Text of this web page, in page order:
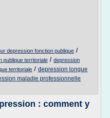
depression fonction publique /
publique territoriale / depression
territoriale / depression longue
maladie professionnelle
: comment y